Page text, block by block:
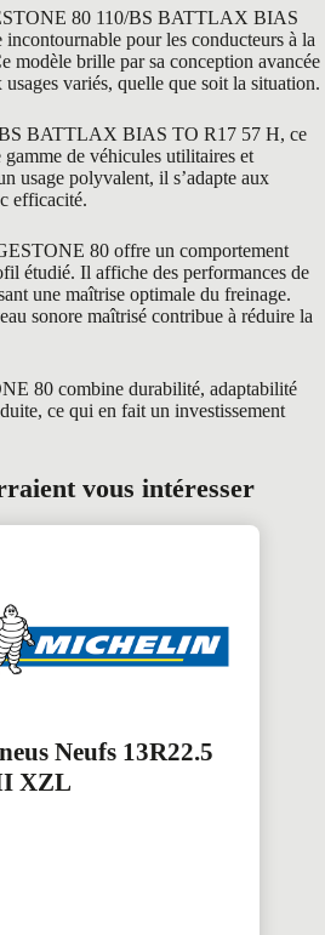
80 110/BS BATTLAX BIAS
pour les conducteurs à la
modèle brille par sa conception avancée
usages variés, quelle que soit la situation.
BS BATTLAX BIAS TO R17 57 H, ce
de véhicules utilitaires et
usage polyvalent, il s’adapte aux
efficacité.
80 offre un comportement
étudié. Il affiche des performances de
une maîtrise optimale du freinage.
sonore maîtrisé contribue à réduire la
80 combine durabilité, adaptabilité
ce qui en fait un investissement
vous intéresser
Neufs 13R22.5
XZL